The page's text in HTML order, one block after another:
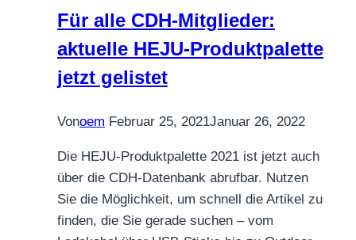
Für alle CDH-Mitglieder:
aktuelle HEJU-Produktpalette
jetzt gelistet
Vonoem Februar 25, 2021Januar 26, 2022
Die HEJU-Produktpalette 2021 ist jetzt auch
über die CDH-Datenbank abrufbar. Nutzen
Sie die Möglichkeit, um schnell die Artikel zu
finden, die Sie gerade suchen – vom